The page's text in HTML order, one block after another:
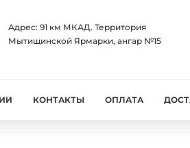
Адрес: 91 км МКАД. Территория
Мытищинской Ярмарки, ангар №15
КОНТАКТЫ ОПЛАТА